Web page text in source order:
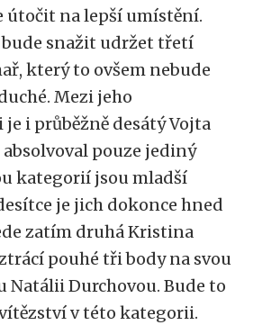
útočit na lepší umístění.
bude snažit udržet třetí
který to ovšem nebude
Mezi jeho
i průběžně desátý Vojta
pouze jediný
kategorií jsou mladší
je jich dokonce hned
zatím druhá Kristina
pouhé tři body na svou
Natálii Durchovou. Bude to
v této kategorii.